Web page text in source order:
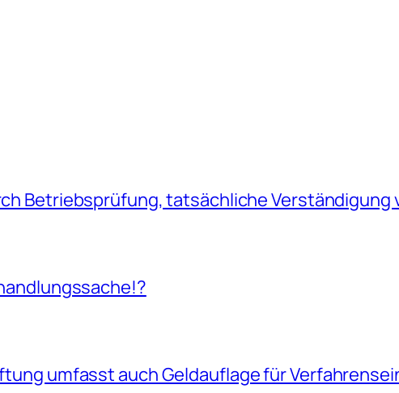
Betriebsprüfung, tatsächliche Verständigung
umfasst auch Geldauflage für